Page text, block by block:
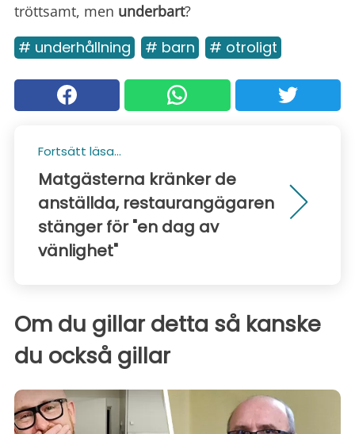
tröttsamt, men underbart?
# underhållning # barn # otroligt
Fortsätt läsa...
Matgästerna kränker de
anställda, restaurangägaren
stänger för "en dag av
vänlighet"
Om du gillar detta så kanske
du också gillar